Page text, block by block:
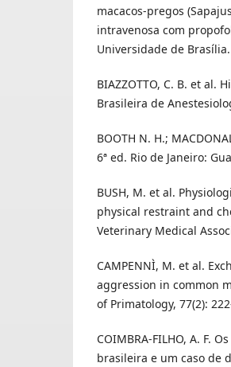
macacos-pregos
intravenosa com
Universidade de
BIAZZOTTO, C. B. et al.
Brasileira de
BOOTH N. H.;
6ª ed. Rio de Janeiro:
BUSH, M. et al.
physical restraint and
Veterinary Medical
CAMPENNÌ, M. et al.
aggression in common
of Primatology, 77(2):
COIMBRA-FILHO, A. F.
brasileira e um caso de